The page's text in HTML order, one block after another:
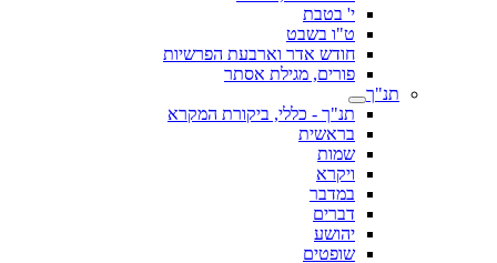
י' בטבת
ט"ו בשבט
חודש אדר וארבעת הפרשיות
פורים, מגילת אסתר
תנ"ך
תנ"ך - כללי, ביקורת המקרא
בראשית
שמות
ויקרא
במדבר
דברים
יהושע
שופטים